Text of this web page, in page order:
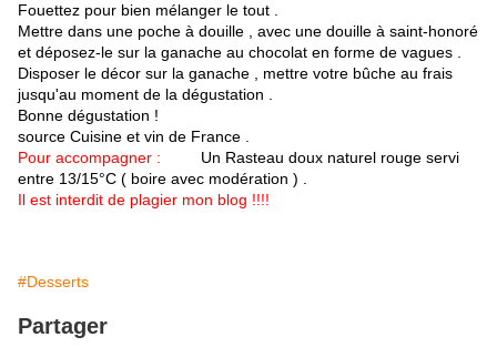
Fouettez pour bien mélanger le tout .
Mettre dans une poche à douille , avec une douille à saint-honoré
et déposez-le sur la ganache au chocolat en forme de vagues .
Disposer le décor sur la ganache , mettre votre bûche au frais
jusqu'au moment de la dégustation .
Bonne dégustation !
source Cuisine et vin de France .
Pour accompagner :
Un Rasteau doux naturel rouge servi
entre 13/15°C ( boire avec modération ) .
Il est interdit de plagier mon blog !!!!
#Desserts
Partager